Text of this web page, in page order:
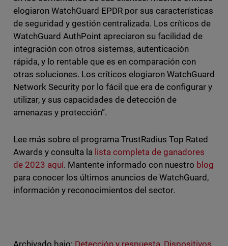
elogiaron WatchGuard EPDR por sus características
de seguridad y gestión centralizada. Los críticos de
WatchGuard AuthPoint apreciaron su facilidad de
integración con otros sistemas, autenticación
rápida, y lo rentable que es en comparación con
otras soluciones. Los críticos elogiaron WatchGuard
Network Security por lo fácil que era de configurar y
utilizar, y sus capacidades de detección de
amenazas y protección”.
Lee más sobre el programa TrustRadius Top Rated
Awards y consulta la lista completa de ganadores
de 2023 aquí. Mantente informado con nuestro blog
para conocer los últimos anuncios de WatchGuard,
información y reconocimientos del sector.
Archivado bajo: Detección y respuesta, Dispositivos